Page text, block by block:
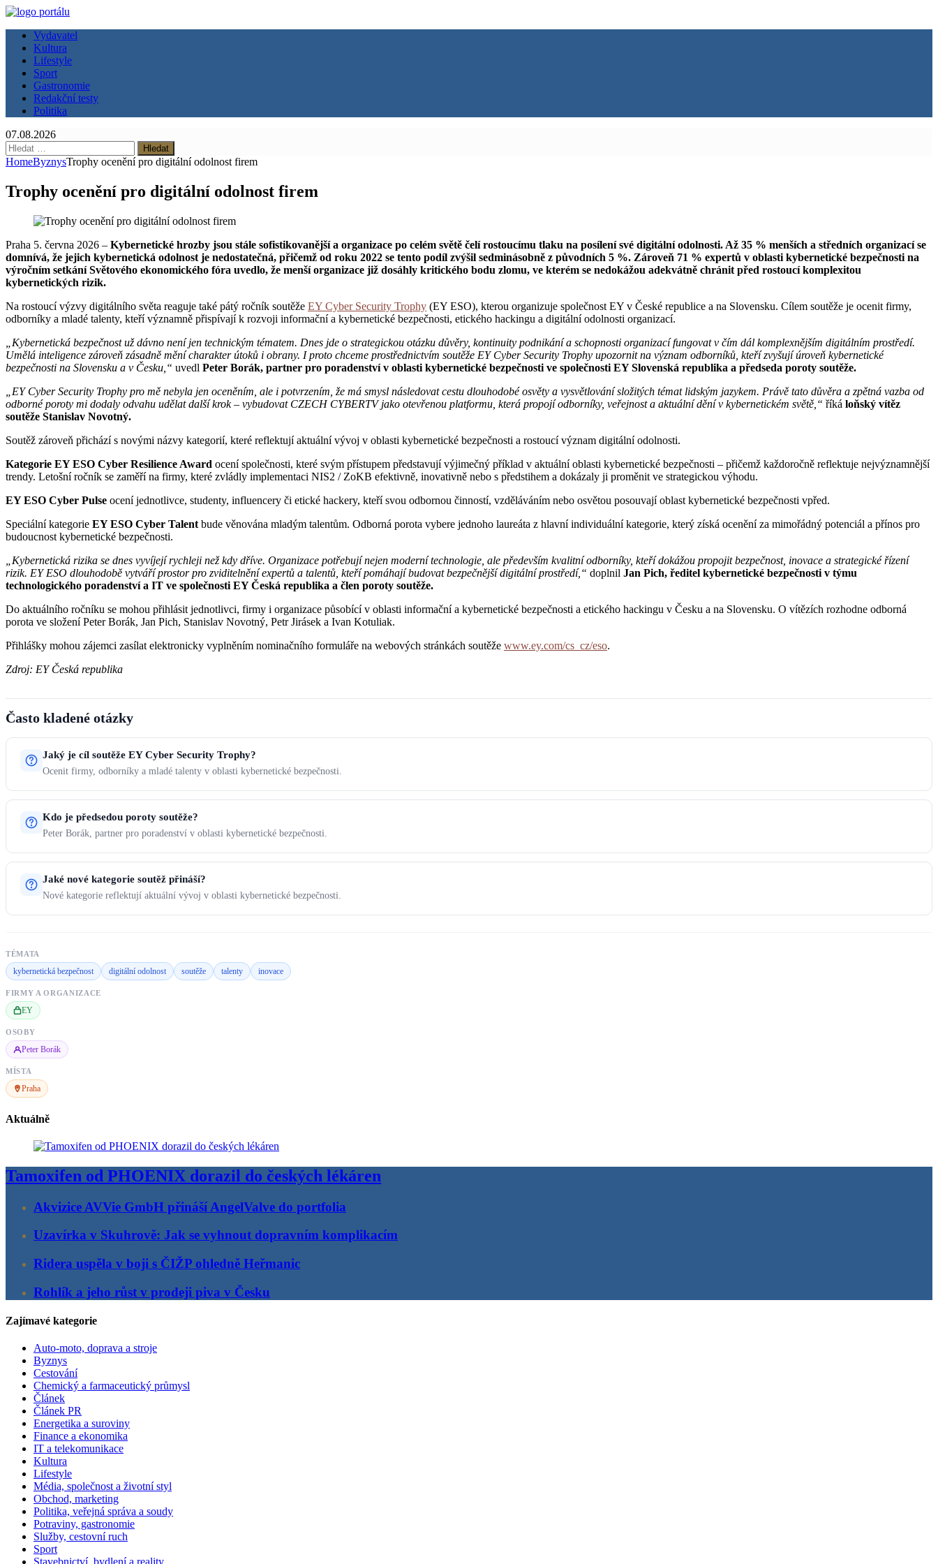
Vydavatel
Kultura
Lifestyle
Sport
Gastronomie
Redakční testy
Politika
07.08.2026
Vyhledávání
HomeByznysTrophy ocenění pro digitální odolnost firem
Trophy ocenění pro digitální odolnost firem
Praha 5. června 2026 – Kybernetické hrozby jsou stále sofistikovanější a organizace po celém světě čelí rostoucímu tlaku na posílení své digitální odolnosti. Až 35 % menších a středních organizací se
domnívá, že jejich kybernetická odolnost je nedostatečná, přičemž od roku 2022 se tento podíl zvýšil sedminásobně z původních 5 %. Zároveň 71 % expertů v oblasti kybernetické bezpečnosti na
výročním setkání Světového ekonomického fóra uvedlo, že menší organizace již dosáhly kritického bodu zlomu, ve kterém se nedokážou adekvátně chránit před rostoucí komplexitou
kybernetických rizik.
Na rostoucí výzvy digitálního světa reaguje také pátý ročník soutěže EY Cyber Security Trophy (EY ESO), kterou organizuje společnost EY v České republice a na Slovensku. Cílem soutěže je ocenit firmy,
odborníky a mladé talenty, kteří významně přispívají k rozvoji informační a kybernetické bezpečnosti, etického hackingu a digitální odolnosti organizací.
„Kybernetická bezpečnost už dávno není jen technickým tématem. Dnes jde o strategickou otázku důvěry, kontinuity podnikání a schopnosti organizací fungovat v čím dál komplexnějším digitálním prostředí.
Umělá inteligence zároveň zásadně mění charakter útoků i obrany. I proto chceme prostřednictvím soutěže EY Cyber Security Trophy upozornit na význam odborníků, kteří zvyšují úroveň kybernetické
bezpečnosti na Slovensku a v Česku,“ uvedl Peter Borák, partner pro poradenství v oblasti kybernetické bezpečnosti ve společnosti EY Slovenská republika a předseda poroty soutěže.
„EY Cyber Security Trophy pro mě nebyla jen oceněním, ale i potvrzením, že má smysl následovat cestu dlouhodobé osvěty a vysvětlování složitých témat lidským jazykem. Právě tato důvěra a zpětná vazba od
odborné poroty mi dodaly odvahu udělat další krok – vybudovat CZECH CYBERTV jako otevřenou platformu, která propojí odborníky, veřejnost a aktuální dění v kybernetickém světě,“ říká loňský vítěz
soutěže Stanislav Novotný.
Soutěž zároveň přichází s novými názvy kategorií, které reflektují aktuální vývoj v oblasti kybernetické bezpečnosti a rostoucí význam digitální odolnosti.
Kategorie EY ESO Cyber Resilience Award ocení společnosti, které svým přístupem představují výjimečný příklad v aktuální oblasti kybernetické bezpečnosti – přičemž každoročně reflektuje nejvýznamnější
trendy. Letošní ročník se zaměří na firmy, které zvládly implementaci NIS2 / ZoKB efektivně, inovativně nebo s předstihem a dokázaly ji proměnit ve strategickou výhodu.
EY ESO Cyber Pulse ocení jednotlivce, studenty, influencery či etické hackery, kteří svou odbornou činností, vzděláváním nebo osvětou posouvají oblast kybernetické bezpečnosti vpřed.
Speciální kategorie EY ESO Cyber Talent bude věnována mladým talentům. Odborná porota vybere jednoho laureáta z hlavní individuální kategorie, který získá ocenění za mimořádný potenciál a přínos pro
budoucnost kybernetické bezpečnosti.
„Kybernetická rizika se dnes vyvíjejí rychleji než kdy dříve. Organizace potřebují nejen moderní technologie, ale především kvalitní odborníky, kteří dokážou propojit bezpečnost, inovace a strategické řízení
rizik. EY ESO dlouhodobě vytváří prostor pro zviditelnění expertů a talentů, kteří pomáhají budovat bezpečnější digitální prostředí,“ doplnil Jan Pich, ředitel kybernetické bezpečnosti v týmu
technologického poradenství a IT ve společnosti EY Česká republika a člen poroty soutěže.
Do aktuálního ročníku se mohou přihlásit jednotlivci, firmy i organizace působící v oblasti informační a kybernetické bezpečnosti a etického hackingu v Česku a na Slovensku. O vítězích rozhodne odborná
porota ve složení Peter Borák, Jan Pich, Stanislav Novotný, Petr Jirásek a Ivan Kotuliak.
Přihlášky mohou zájemci zasílat elektronicky vyplněním nominačního formuláře na webových stránkách soutěže www.ey.com/cs_cz/eso.
Zdroj: EY Česká republika
Často kladené otázky
Jaký je cíl soutěže EY Cyber Security Trophy?
Ocenit firmy, odborníky a mladé talenty v oblasti kybernetické bezpečnosti.
Kdo je předsedou poroty soutěže?
Peter Borák, partner pro poradenství v oblasti kybernetické bezpečnosti.
Jaké nové kategorie soutěž přináší?
Nové kategorie reflektují aktuální vývoj v oblasti kybernetické bezpečnosti.
TÉMATA
kybernetická bezpečnost digitální odolnost soutěže talenty inovace
FIRMY A ORGANIZACE
EY
OSOBY
Peter Borák
MÍSTA
Praha
Aktuálně
Tamoxifen od PHOENIX dorazil do českých lékáren
Akvizice AVVie GmbH přináší AngelValve do portfolia
Uzavírka v Skuhrově: Jak se vyhnout dopravním komplikacím
Ridera uspěla v boji s ČIŽP ohledně Heřmanic
Rohlík a jeho růst v prodeji piva v Česku
Zajímavé kategorie
Auto-moto, doprava a stroje
Byznys
Cestování
Chemický a farmaceutický průmysl
Článek
Článek PR
Energetika a suroviny
Finance a ekonomika
IT a telekomunikace
Kultura
Lifestyle
Média, společnost a životní styl
Obchod, marketing
Politika, veřejná správa a soudy
Potraviny, gastronomie
Služby, cestovní ruch
Sport